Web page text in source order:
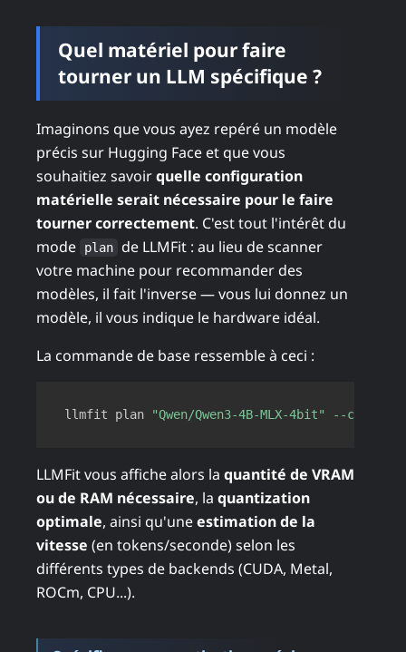
Quel matériel pour faire
tourner un LLM spécifique ?
Imaginons que vous ayez repéré un modèle
précis sur Hugging Face et que vous
souhaitiez savoirquelle configuration
matérielle serait nécessaire pour le faire
tourner correctement. C'est tout l'intérêt du
mode
plan
de LLMFit : au lieu de scanner
votre machine pour recommander des
modèles, il fait l'inverse — vous lui donnez un
modèle, il vous indique le hardware idéal.
La commande de base ressemble à ceci :
llmfit plan "Qwen/Qwen3-4B-MLX-4bit" --context
LLMFit vous affiche alors la quantité de VRAM
ou de RAM nécessaire, la quantization
optimale, ainsi qu'uneestimation de la
vitesse (en tokens/seconde) selon les
différents types de backends (CUDA, Metal,
ROCm, CPU...).